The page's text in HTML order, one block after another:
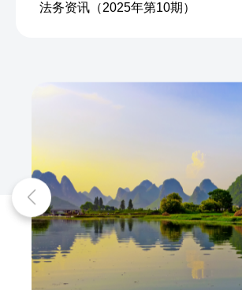
法务资讯（2025年第10期）